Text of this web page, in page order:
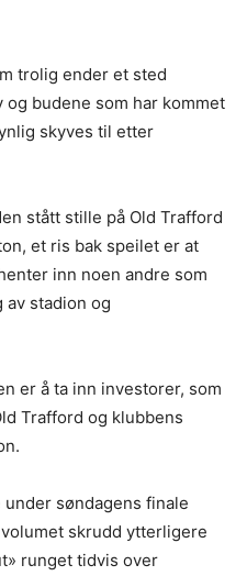
trolig ender et sted
budene som har kommet
skyves til etter
stått stille på Old Trafford
et ris bak speilet er at
inn noen andre som
stadion og
er å ta inn investorer, som
Trafford og klubbens
under søndagens finale
skrudd ytterligere
runget tidvis over